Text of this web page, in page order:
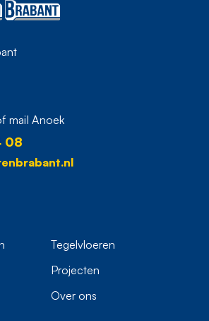
mail Anoek
08
Tegelvloeren
Projecten
Over ons